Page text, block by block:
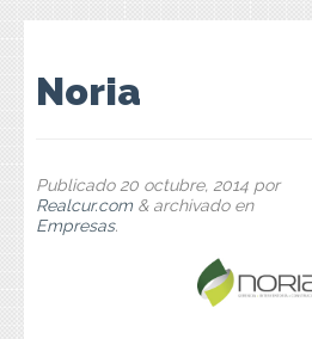
Empresas
Preguntas Frecuentes
Noria
Publicado20 octubre, 2014 por
Realcur.com &archivado en
Empresas.